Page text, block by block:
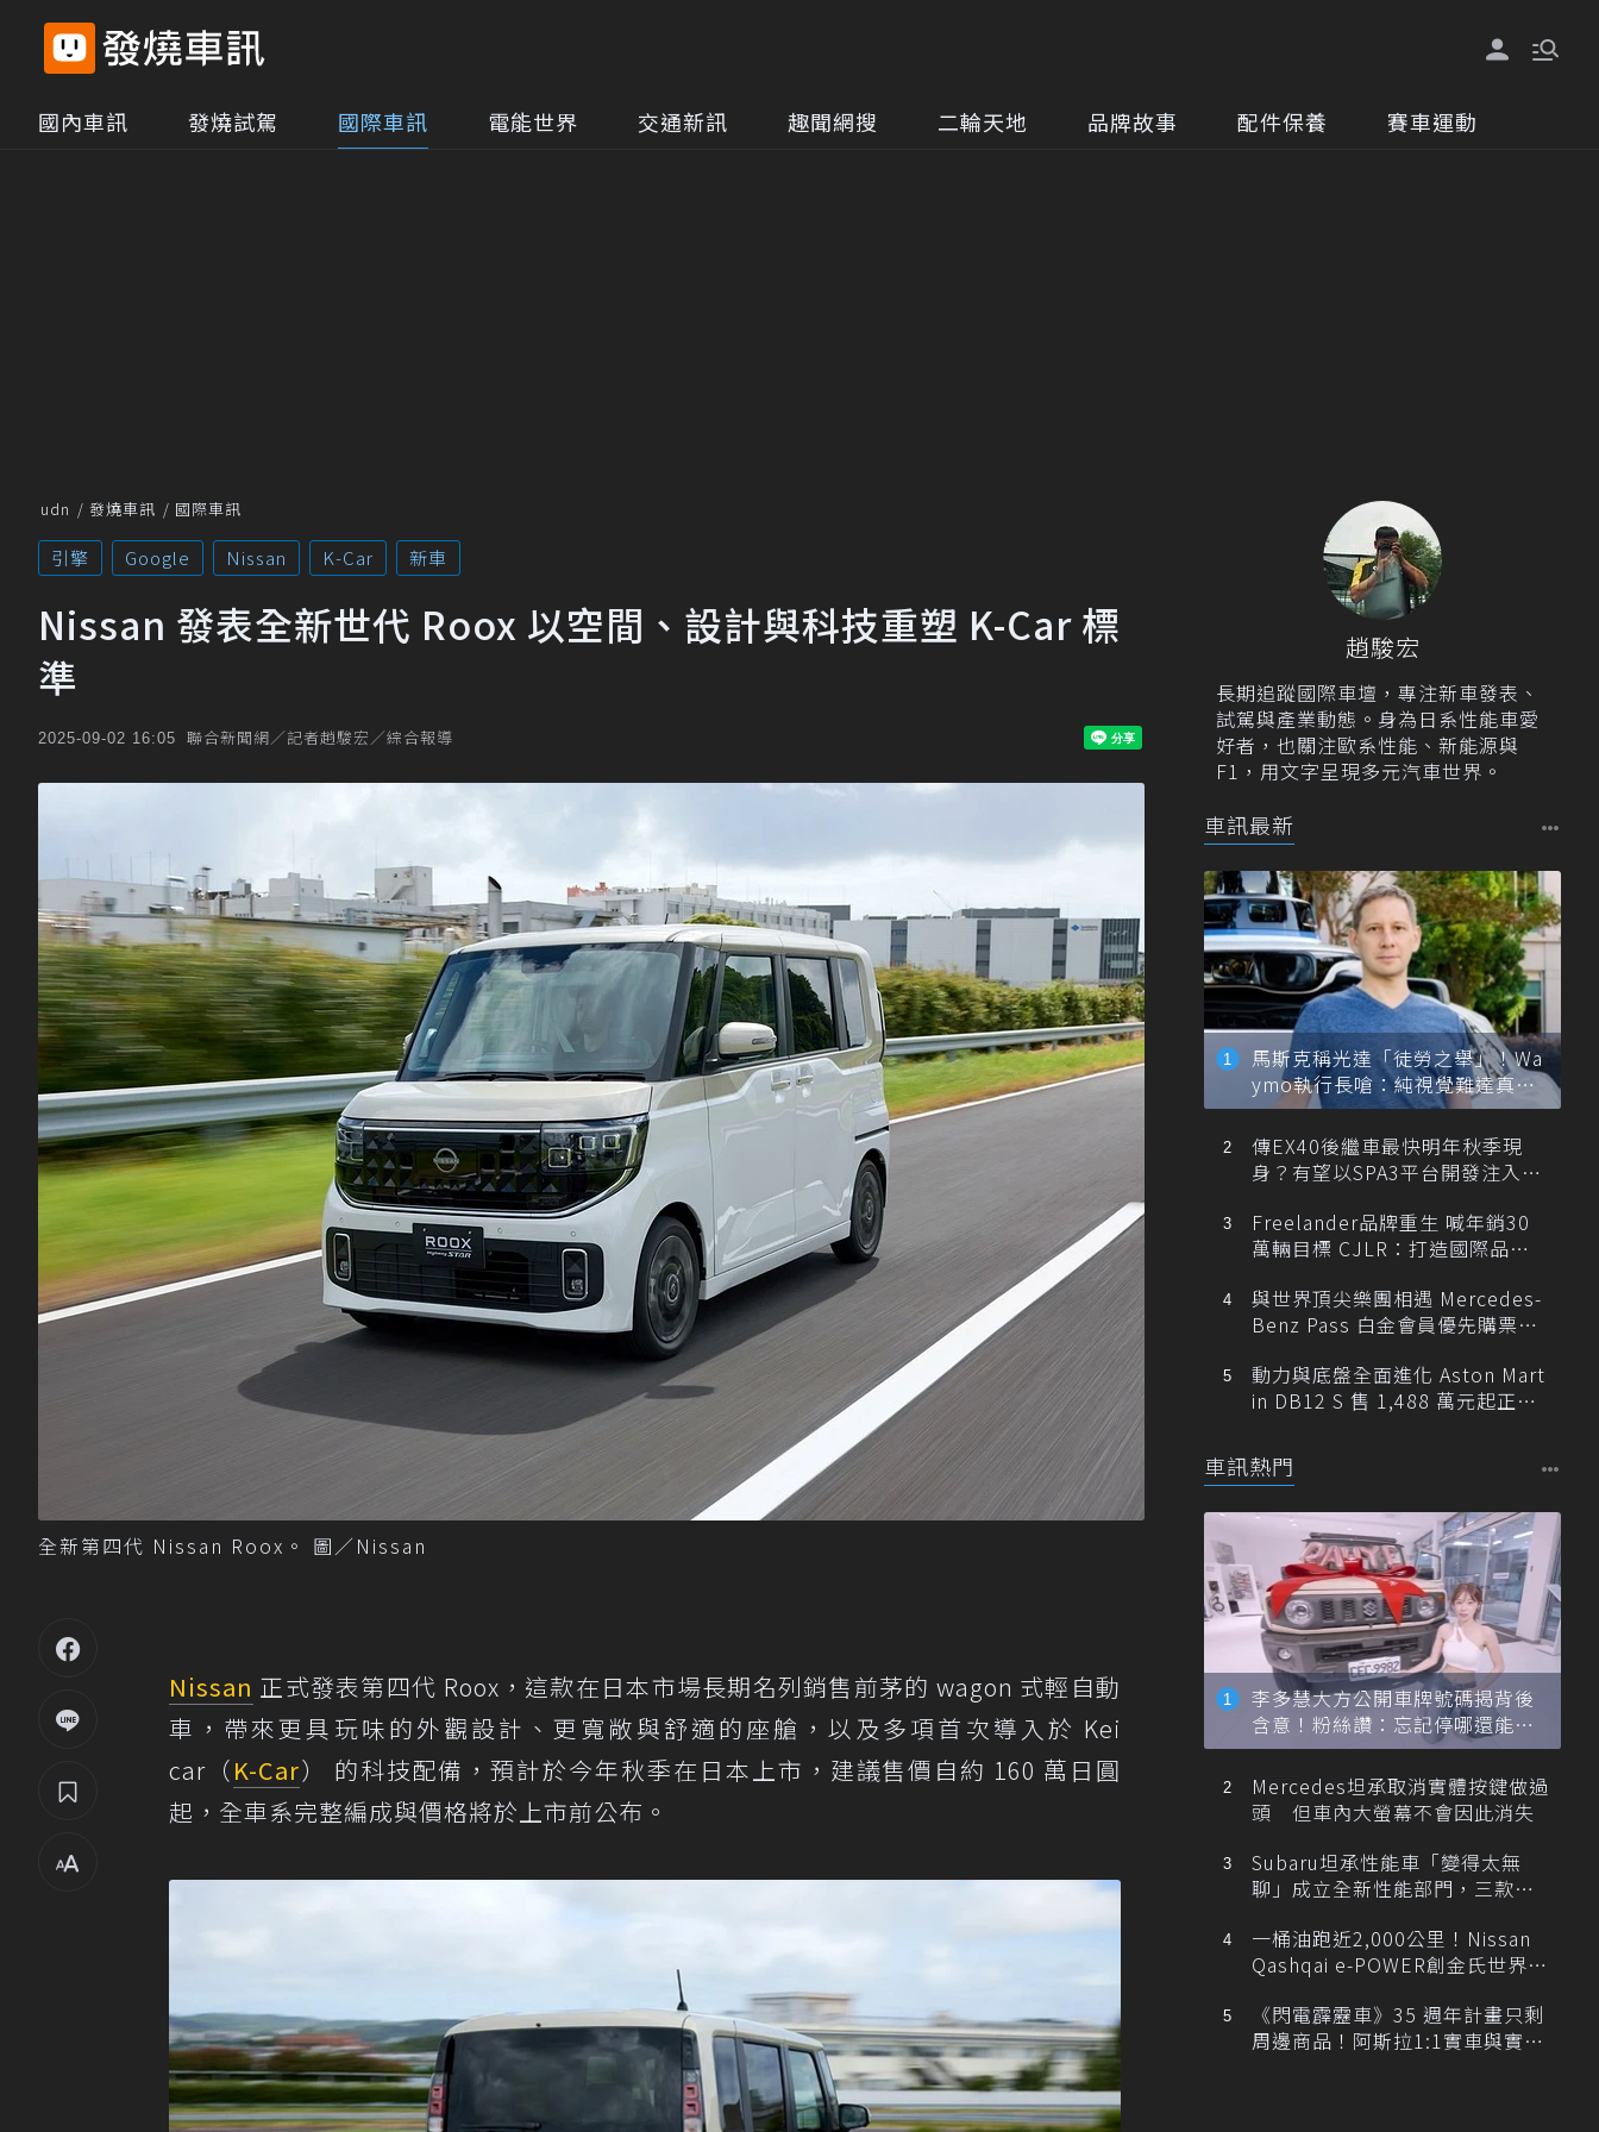
國內車訊 發燒試駕 國際車訊 電能世界 交通新訊 趣聞網搜 二輪天地 品牌故事 配件保養 賽車運動
udn 發燒車訊 國際車訊
引擎 Google Nissan K-Car 新車
Nissan 發表全新世代 Roox 以空間、設計與科技重塑 K-Car 標
準
2025-09-02 16:05 聯合新聞網／記者趙駿宏／綜合報導
全新第四代 Nissan Roox。 圖／Nissan
Nissan 正式發表第四代 Roox，這款在日本市場長期名列銷售前茅的 wagon 式輕自動
車，帶來更具玩味的外觀設計、更寬敞與舒適的座艙，以及多項首次導入於 Kei
car（K-Car） 的科技配備，預計於今年秋季在日本上市，建議售價自約 160 萬日圓
起，全車系完整編成與價格將於上市前公布。
趙駿宏
長期追蹤國際車壇，專注新車發表、
試駕與產業動態。身為日系性能車愛
好者，也關注歐系性能、新能源與
F1，用文字呈現多元汽車世界。
車訊最新
馬斯克稱光達「徒勞之舉」！Wa
ymo執行長嗆：純視覺難達真正
自動駕駛
傳EX40後繼車最快明年秋季現
身？有望以SPA3平台開發注入80
Freelander品牌重生 喊年銷30
萬輛目標 CJLR：打造國際品牌
與世界頂尖樂團相遇 Mercedes-
Benz Pass 白金會員優先購票維
動力與底盤全面進化 Aston Mart
in DB12 S 售 1,488 萬元起正式
車訊熱門
李多慧大方公開車牌號碼揭背後
含意！粉絲讚：忘記停哪還能幫
忙找車
Mercedes坦承取消實體按鍵做過
頭 但車內大螢幕不會因此消失
Subaru坦承性能車「變得太無
聊」成立全新性能部門，三款手
一桶油跑近2,000公里！Nissan
Qashqai e-POWER創金氏世界紀
《閃電霹靂車》35 週年計畫只剩
周邊商品！阿斯拉1:1實車與實體